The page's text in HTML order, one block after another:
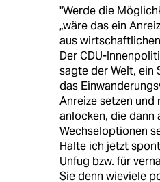
"Werde die
„wäre das ein
aus
Der CDU-
sagte der Welt, ein
das
Anreize setzen
anlocken, die dann
Wechseloptionen
Halte ich jetzt
Unfug bzw. für
Sie denn wieviele